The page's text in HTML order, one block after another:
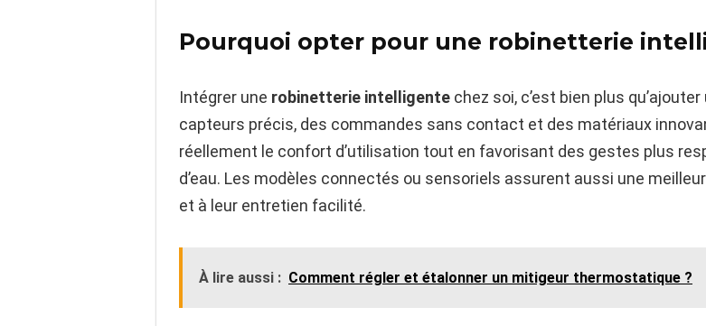
Pourquoi opter pour une robinetterie
Intégrer une robinetterie intelligente chez soi, c’est bien plus
capteurs précis, des commandes sans contact et des matériaux
réellement le confort d’utilisation tout en favorisant des gestes plus
d’eau. Les modèles connectés ou sensoriels assurent aussi une
et à leur entretien facilité.
À lire aussi : Comment régler et étalonner un mitigeur thermostatique ?